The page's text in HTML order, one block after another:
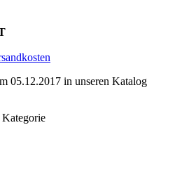
05.12.2017 in unseren Katalog
Kategorie